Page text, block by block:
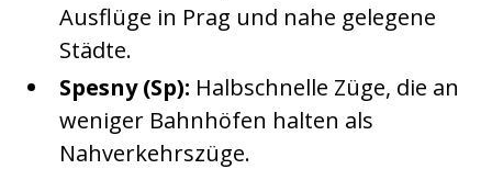
Ausflüge in Prag und nahe gelegene
Städte.
Spesny (Sp): Halbschnelle Züge, die an
weniger Bahnhöfen halten als
Nahverkehrszüge.